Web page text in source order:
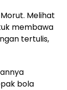
Melihat
membawa
tertulis,
bola